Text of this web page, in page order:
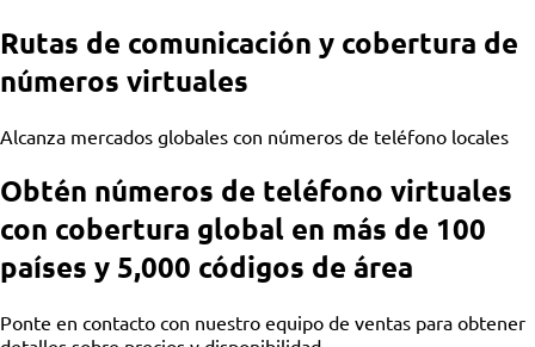
Rutas de comunicación y cobertura de
números virtuales
Alcanza mercados globales con números de teléfono locales
Obtén números de teléfono virtuales
con cobertura global en más de 100
países y 5,000 códigos de área
Ponte en contacto con nuestro equipo de ventas para obtener